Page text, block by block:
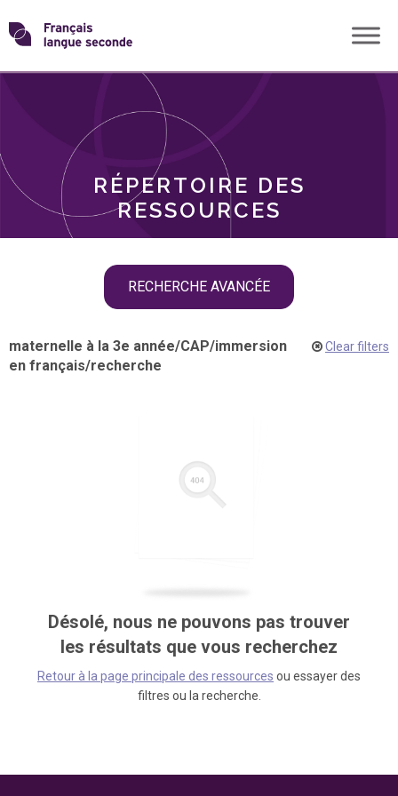
Skip
toTransformons
langue
RÉPERTOIRE DES
RESSOURCES
RECHERCHE AVANCÉE
THÈMES
maternelle à la 3e année/CAP/immersion
en français/recherche
Clear filters
Désolé, nous ne pouvons pas trouver
les résultats que vous recherchez
Retour à la page principale des ressources ou essayer des
filtres ou la recherche.